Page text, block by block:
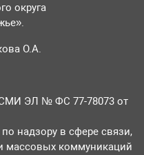
округа
О.А.
СМИ ЭЛ № ФС 77-78073 от
надзору в сфере связи,
массовых коммуникаций